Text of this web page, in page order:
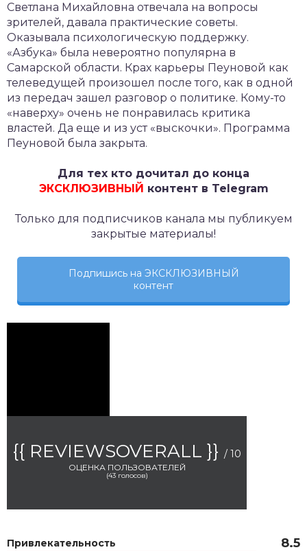
Светлана Михайловна отвечала на вопросы
зрителей, давала практические советы.
Оказывала психологическую поддержку.
«Азбука» была невероятно популярна в
Самарской области. Крах карьеры Пеуновой как
телеведущей произошел после того, как в одной
из передач зашел разговор о политике. Кому-то
«наверху» очень не понравилась критика
властей. Да еще и из уст «выскочки». Программа
Пеуновой была закрыта.
Для тех кто дочитал до конца
ЭКСКЛЮЗИВНЫЙ контент в Telegram
Только для подписчиков канала мы публикуем
закрытые материалы!
Подпишись на ЭКСКЛЮЗИВНЫЙ
контент
{{ REVIEWSOVERALL }} / 10
ОЦЕНКА ПОЛЬЗОВАТЕЛЕЙ
(43голосов)
Привлекательность 8.5